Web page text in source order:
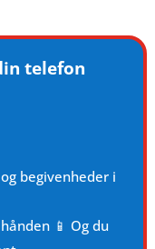
telefon
begivenheder i
📱 Og du